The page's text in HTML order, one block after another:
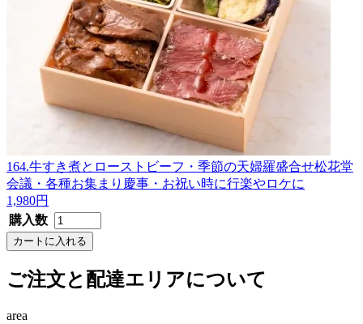
164.牛すき煮とローストビーフ・季節の天婦羅盛合せ松花堂
会議・各種お集まり 慶事・お祝い時に行楽やロケに
1,980円
購入数
ご注文と配達エリアについて
area